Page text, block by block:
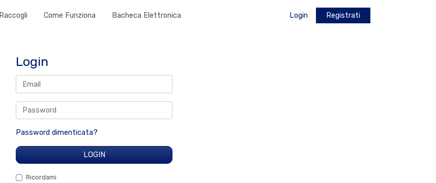
Raccogli Come Funziona Bacheca Elettronica Login Registrati
Login
Password dimenticata?
Ricordami